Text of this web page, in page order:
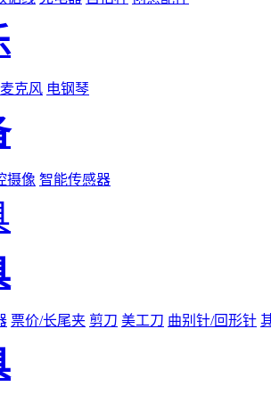
麦克风 电钢琴
摄像 智能传感器
票价/长尾夹 剪刀 美工刀 曲别针/回形针